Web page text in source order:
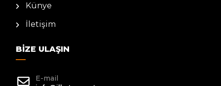
Künye
İletişim
BIZE ULAŞIN
E-mail